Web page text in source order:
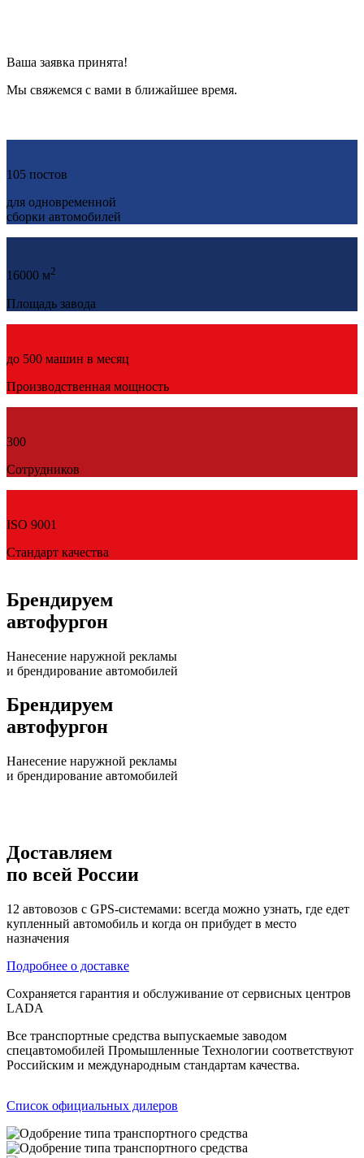
Ваша заявка принята!
Мы свяжемся с вами в ближайшее время.
105 постов
для одновременной
сборки автомобилей
16000 м2
Площадь завода
до 500 машин в месяц
Производственная мощность
300
Сотрудников
ISO 9001
Стандарт качества
Брендируем
автофургон
Нанесение наружной рекламы
и брендирование автомобилей
Брендируем
автофургон
Нанесение наружной рекламы
и брендирование автомобилей
Доставляем
по всей России
12 автовозов с GPS-системами: всегда можно узнать, где едет
купленный автомобиль и когда он прибудет в место
назначения
Подробнее о доставке
Сохраняется гарантия и обслуживание от сервисных центров
LADA
Все транспортные средства выпускаемые заводом
спецавтомобилей Промышленные Технологии соответствуют
Российским и международным стандартам качества.
Список официальных дилеров